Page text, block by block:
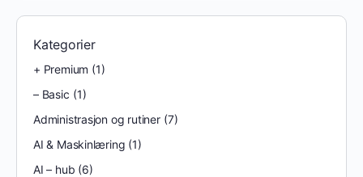
Kategorier
+ Premium (1)
– Basic (1)
Administrasjon og rutiner(7)
AI & Maskinlæring (1)
AI – hub (6)